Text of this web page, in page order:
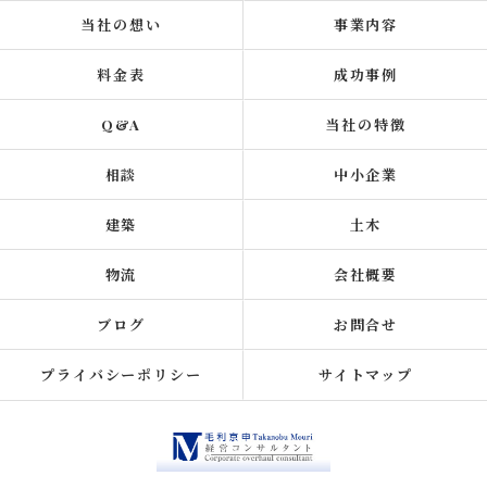
当社の想い 事業内容
料金表 成功事例
Q&A 当社の特徴
相談 中小企業
建築 土木
物流 会社概要
ブログ お問合せ
プライバシーポリシー サイトマップ